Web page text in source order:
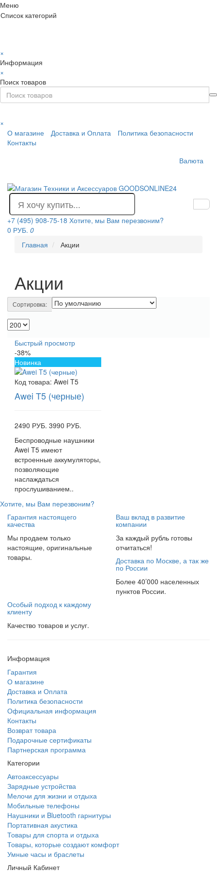
Меню
Список категорий
×
Информация
×
Поиск товаров
×
О магазине
Доставка и Оплата
Политика безопасности
Контакты
Валюта
+7 (495) 908-75-18 Хотите, мы Вам перезвоним?
0 РУБ. 0
Главная
Акции
Акции
Сортировка:
Быстрый просмотр
-38%
Новинка
Код товара: Awei T5
Awei T5 (черные)
2490 РУБ. 3990 РУБ.
Беспроводные наушники
Awei T5 имеют
встроенные аккумуляторы,
позволяющие
наслаждаться
прослушиванием..
Хотите, мы Вам перезвоним?
Гарантия настоящего
качества
Мы продаем только
настоящие, оригинальные
товары.
Ваш вклад в развитие
компании
За каждый рубль готовы
отчитаться!
Доставка по Москве, а так же
по России
Более 40’000 населенных
пунктов России.
Особый подход к каждому
клиенту
Качество товаров и услуг.
Информация
Гарантия
О магазине
Доставка и Оплата
Политика безопасности
Официальная информация
Контакты
Возврат товара
Подарочные сертификаты
Партнерская программа
Категории
Автоаксессуары
Зарядные устройства
Мелочи для жизни и отдыха
Мобильные телефоны
Наушники и Bluetooth гарнитуры
Портативная акустика
Товары для спорта и отдыха
Товары, которые создают комфорт
Умные часы и браслеты
Личный Кабинет